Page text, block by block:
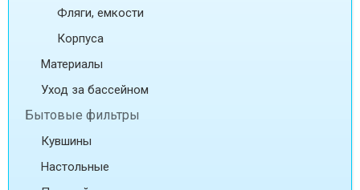
Фляги, емкости
Корпуса
Материалы
Уход за бассейном
Бытовые фильтры
Кувшины
Настольные